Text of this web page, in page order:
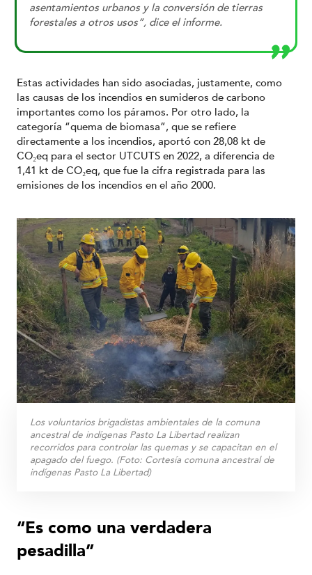
asentamientos urbanos y la conversión de tierras
forestales a otros usos”, dice el informe.
Estas actividades han sido asociadas, justamente, como
las causas de los incendios en sumideros de carbono
importantes como los páramos. Por otro lado, la
categoría “quema de biomasa”, que se refiere
directamente a los incendios, aportó con 28,08 kt de
CO₂eq para el sector UTCUTS en 2022, a diferencia de
1,41 kt de CO₂eq, que fue la cifra registrada para las
emisiones de los incendios en el año 2000.
Los voluntarios brigadistas ambientales de la comuna
ancestral de indígenas Pasto La Libertad realizan
recorridos para controlar las quemas y se capacitan en el
apagado del fuego. (Foto: Cortesía comuna ancestral de
indígenas Pasto La Libertad)
“Es como una verdadera
pesadilla”